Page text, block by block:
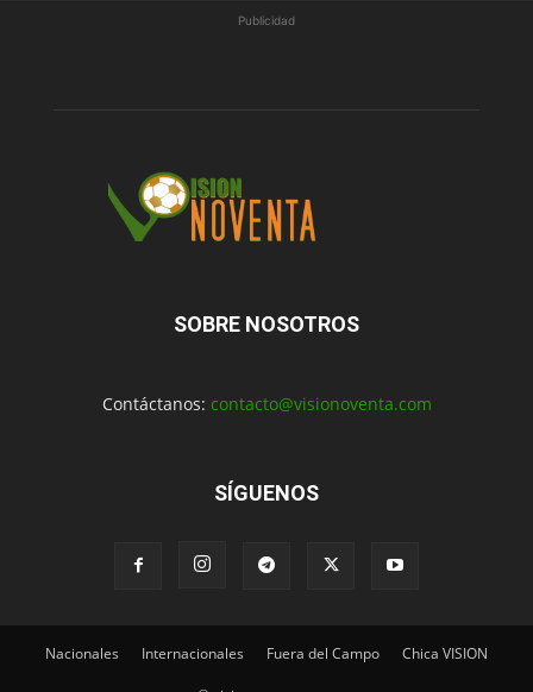
Publicidad
SOBRE NOSOTROS
Contáctanos: contacto@visionoventa.com
SÍGUENOS
Nacionales Internacionales Fuera del Campo Chica VISION